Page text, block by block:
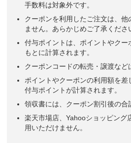
手数料は対象外です。
クーポンを利用したご注文は、他
ません。あらかじめご了承くださ
付与ポイントは、ポイントやクー
もとに計算されます。
クーポンコードの転売・譲渡など
ポイントやクーポンの利用額を差
付与ポイントが計算されます。
領収書には、クーポン割引後の合
楽天市場店、Yahooショッピング
用いただけません。